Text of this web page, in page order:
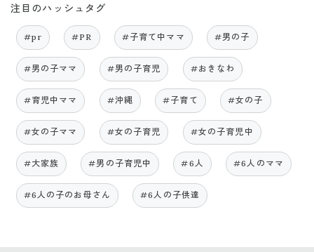
注目のハッシュタグ
#pr #PR #子育て中ママ #男の子
#男の子ママ #男の子育児 #おきなわ
#育児中ママ #沖縄 #子育て #女の子
#女の子ママ #女の子育児 #女の子育児中
#大家族 #男の子育児中 #6人 #6人のママ
#6人の子のお母さん #6人の子供達